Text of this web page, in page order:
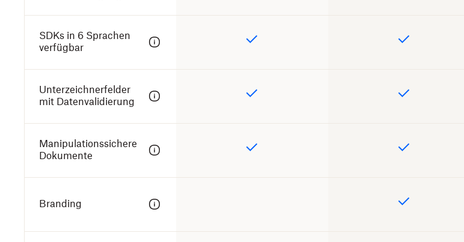
SDKs in 6 Sprachen
verfügbar
Unterzeichnerfelder
mit Datenvalidierung
Manipulationssichere
Dokumente
Branding